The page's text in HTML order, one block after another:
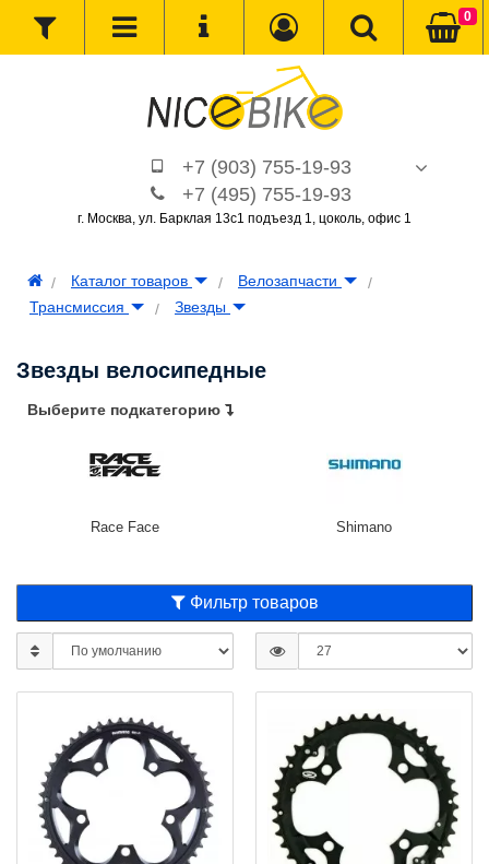
+7 (903) 755-19-93
+7 (495) 755-19-93
г. Москва, ул. Барклая 13с1 подъезд 1, цоколь, офис 1
0
Каталог товаров
Велозапчасти
Трансмиcсия
Звезды
Звезды велосипедные
Выберите подкатегорию
Race Face Shimano
Фильтр товаров